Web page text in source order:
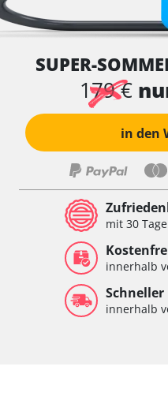
SUPER-
179 €
in den
mit 30
innerhalb
Schneller
innerhalb